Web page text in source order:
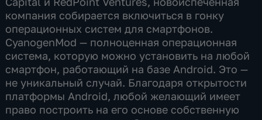
компания собирается включиться в гонку
операционных систем для смартфонов.
CyanogenMod — полноценная операционная
система, которую можно установить на любой
смартфон, работающий на базе Android. Это —
не уникальный случай. Благодаря открытости
платформы Android, любой желающий имеет
право построить на его основе собственную